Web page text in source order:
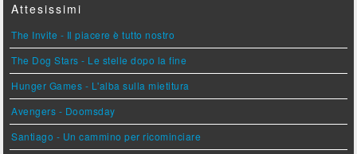
Attesissimi
The Invite - Il piacere è tutto nostro
The Dog Stars - Le stelle dopo la fine
Hunger Games - L'alba sulla mietitura
Avengers - Doomsday
Santiago - Un cammino per ricominciare